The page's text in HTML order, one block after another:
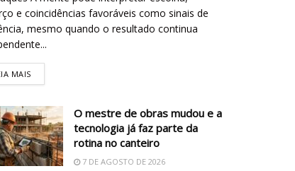
e coincidências favoráveis como sinais de
mesmo quando o resultado continua
MAIS
O mestre de obras mudou e a
tecnologia já faz parte da
rotina no canteiro
7 DE AGOSTO DE 2026